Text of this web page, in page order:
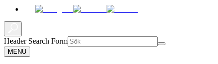
Header Search Form
MENU